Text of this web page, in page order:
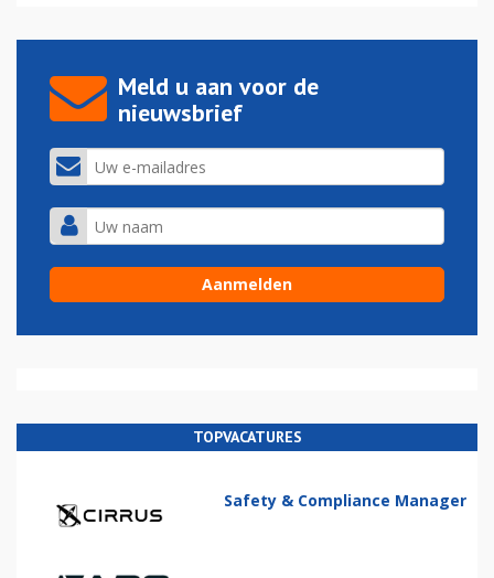
Meld u aan voor de
nieuwsbrief
TOPVACATURES
Safety & Compliance Manager